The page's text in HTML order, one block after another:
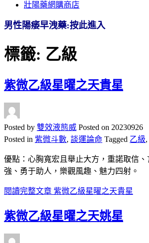
壯陽藥網購商店
男性陽痿早洩藥:按此進入
標籤: 乙級
紫微乙級星曜之天貴星
Posted by 雙效液態威 Posted on 20230926
Posted in 紫微斗數, 談運論命 Tagged 乙級,
優點：心胸寬宏且舉止大方，重諾取信
強、勇于助人，樂觀風趣、魅力四射。
閱讀完整文章 紫微乙級星曜之天貴星
紫微乙級星曜之天姚星